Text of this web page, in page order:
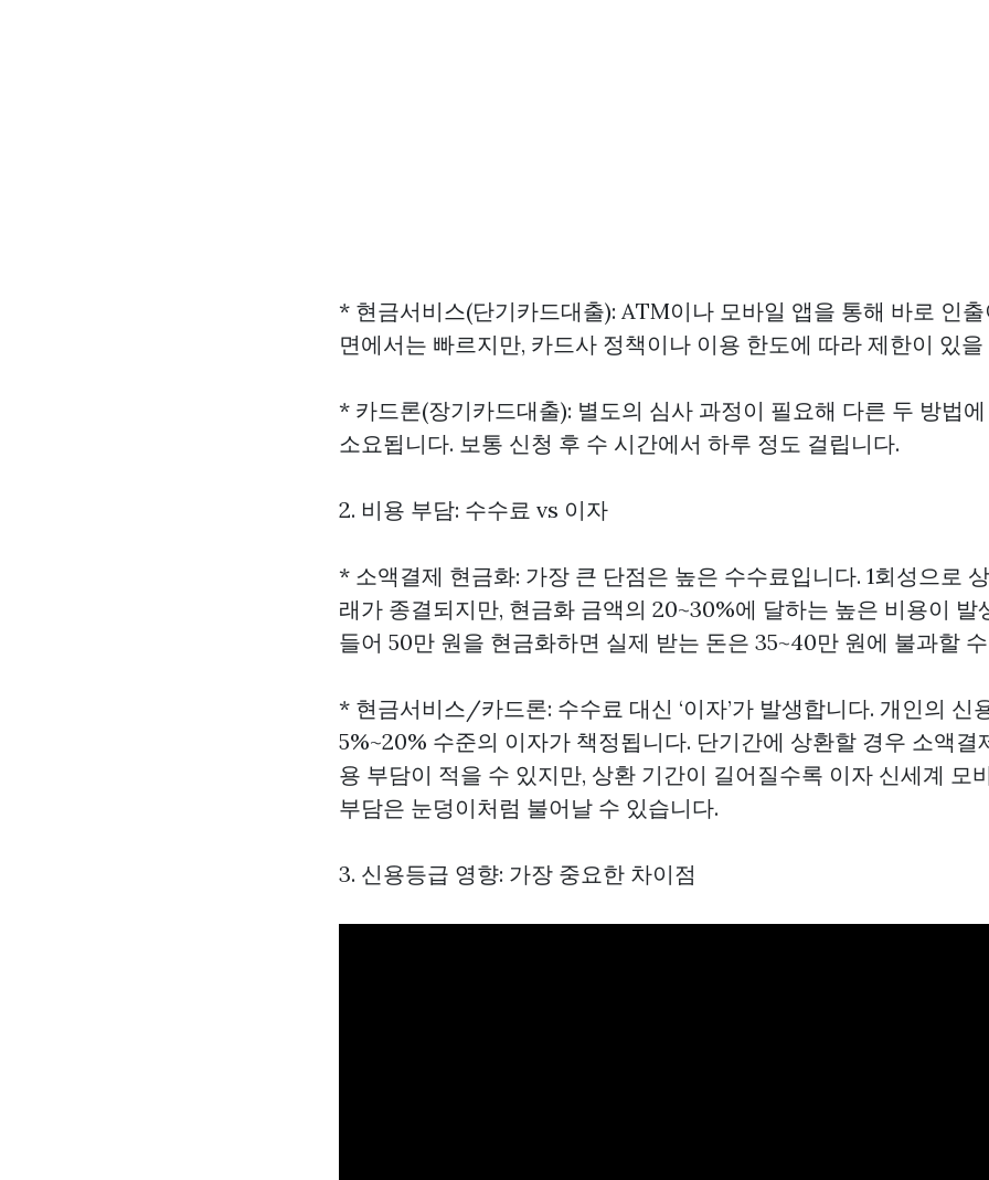
* 현금서비스(단기카드대출): ATM이나 모바일 앱을 통해 바로 인
면에서는 빠르지만, 카드사 정책이나 이용 한도에 따라 제한이 있
* 카드론(장기카드대출): 별도의 심사 과정이 필요해 다른 두 방법
소요됩니다. 보통 신청 후 수 시간에서 하루 정도 걸립니다.
2. 비용 부담: 수수료 vs 이자
* 소액결제 현금화: 가장 큰 단점은 높은 수수료입니다. 1회성으로
래가 종결되지만, 현금화 금액의 20~30%에 달하는 높은 비용이 발
들어 50만 원을 현금화하면 실제 받는 돈은 35~40만 원에 불과할
* 현금서비스/카드론: 수수료 대신 ‘이자’가 발생합니다. 개인의 신
5%~20% 수준의 이자가 책정됩니다. 단기간에 상환할 경우 소액결
용 부담이 적을 수 있지만, 상환 기간이 길어질수록 이자 신세계 모
부담은 눈덩이처럼 불어날 수 있습니다.
3. 신용등급 영향: 가장 중요한 차이점